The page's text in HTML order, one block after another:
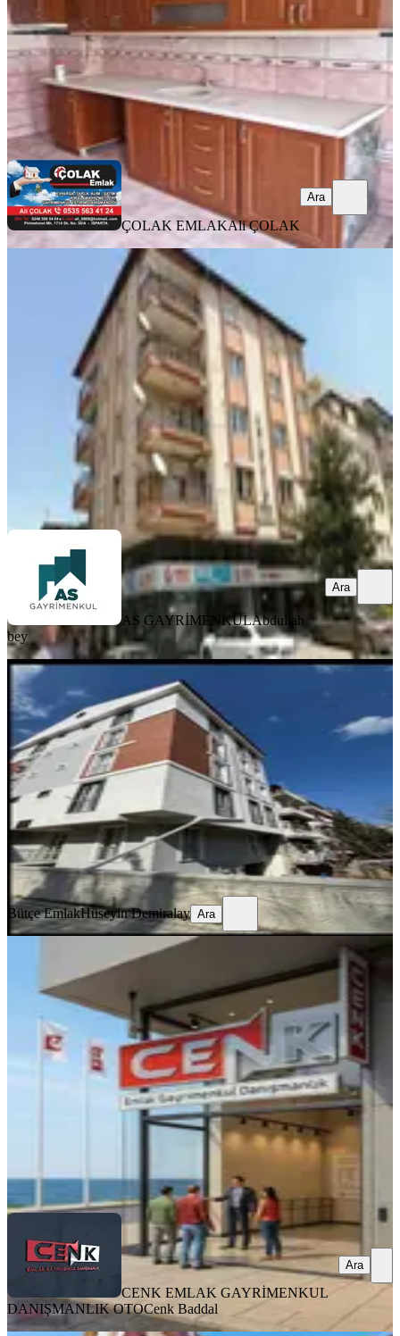
21.000 ₺
ÇOLAK EMLAK Ali ÇOLAK
Ara
ÇOLAK EMLAKAli ÇOLAK
Ara
Özkanlar Ana Cadde Üzeri 4+1 Geniş
Kullanışlı Kiralık Daire
Merkez, Bahçelievler Mahallesi
4+1
200 m² 1. Kat·03.08.2026
36.000 ₺
AS GAYRİMENKUL Abdullah bey
AS GAYRİMENKULAbdullah
bey
Ara
EŞYALI
Isparta Merkezde Kiralık 2+1 Eşyalı
Apart
Merkez, Bağlar Mahallesi
2+1·55 m²·2. Kat· 02.08.2026
Bütçe EmlakHüseyin Demiralay
Ara
Bütçe EmlakHüseyin Demiralay Ara
Çayboyu Gökçay Kiralık 3+1 Daire
Merkez, Kurtuluş Mahallesi
3+1· 155 m²·2. Kat·02.08.2026
28.000 ₺
CENK EMLAK GAYRİMENKUL DANIŞMANLIK OTO
CENK EMLAK GAYRİMENKUL
DANIŞMANLIK OTOCenk Baddal
Ara